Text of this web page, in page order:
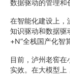
数据驱动的管理和
在智能化建设上，
知识驱动和数据驱
+N”全栈国产化智
目前，泸州老窖
实效。在大模型上